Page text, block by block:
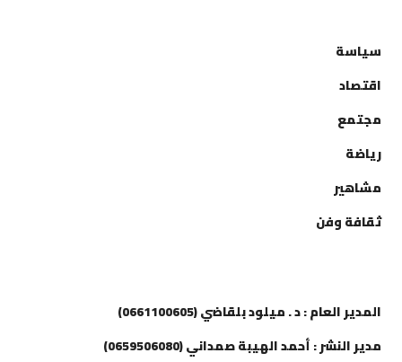
سياسة
اقتصاد
مجتمع
رياضة
مشاهير
ثقافة وفن
المدير العام : د . ميلود بلقاضي (0661100605)
مدير النشر : أحمد الهيبة صمداني (0659506080)